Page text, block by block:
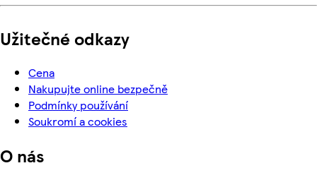
Užitečné odkazy
Cena
Nakupujte online bezpečně
Podmínky používání
Soukromí a cookies
O nás